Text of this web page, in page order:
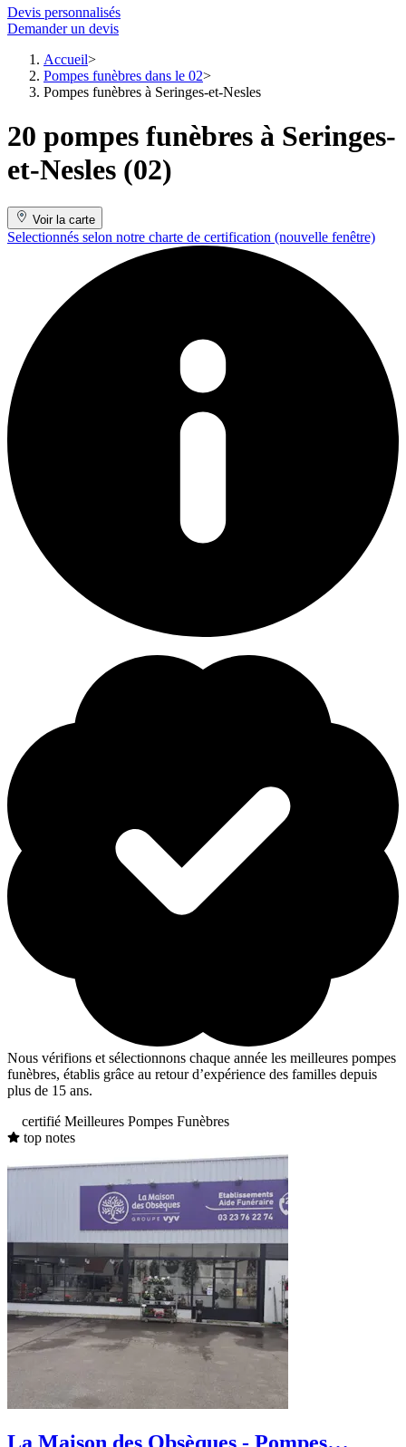
Devis personnalisés
Demander un devis
Accueil
Pompes funèbres dans le 02
Pompes funèbres à Seringes-et-Nesles
20 pompes funèbres à Seringes-
et-Nesles (02)
Voir la carte
Selectionnés selon notre charte de certification (nouvelle fenêtre)
Nous vérifions et sélectionnons chaque année les meilleures pompes
funèbres, établis grâce au retour d’expérience des familles depuis
plus de 15 ans.
certifié Meilleures Pompes Funèbres
top notes